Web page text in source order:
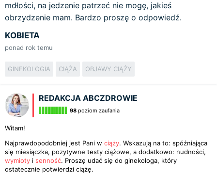
mdłości, na jedzenie patrzeć nie mogę, jakieś
obrzydzenie mam. Bardzo proszę o odpowiedź.
KOBIETA
ponad rok temu
GINEKOLOGIA CIĄŻA OBJAWY CIĄŻY
REDAKCJA ABCZDROWIE
98 poziom zaufania
Witam!
Najprawdopodobniej jest Pani w ciąży. Wskazują na to: spóźniająca
się miesiączka, pozytywne testy ciążowe, a dodatkowo: nudności,
wymioty i senność. Proszę udać się do ginekologa, który
ostatecznie potwierdzi ciążę.